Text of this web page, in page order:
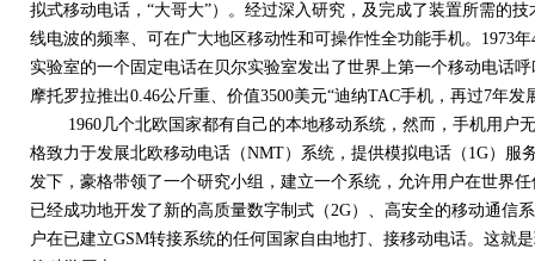
拟式移动电话，“大哥大”）。经过深入研究，及完成了装置所需的
线电波的频率、可在广大地区移动性和可操作性全功能手机。1973
实验室的一个固定电话在贝尔实验室发出了世界上第一个移动电话
摩托罗拉推出0.46公斤重、价值3500美元“迪纳TAC手机，再过7年发
1960几个北欧国家都有自己的本地移动系统，然而，手机用户无
格致力于发展北欧移动电话（NMT）系统，提供模拟电话（1G）服
发下，豪格带领了一个研究小组，建立一个系统，允许用户在世界
已经成功地开发了新的高质量数字制式（2G）、高安全的移动通信
户在已建立GSM转接系统的任何国家自由地打、接移动电话。这就